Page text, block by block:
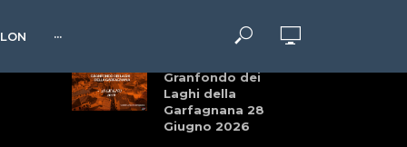
···
Granfondo dei
Laghi della
Garfagnana 28
Giugno 2026